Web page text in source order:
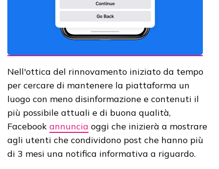
Nell'ottica del rinnovamento iniziato da tempo
per cercare di mantenere la piattaforma un
luogo con meno disinformazione e contenuti il
più possibile attuali e di buona qualità,
Facebook annuncia oggi che inizierà a mostrare
agli utenti che condividono post che hanno più
di 3 mesi una notifica informativa a riguardo.